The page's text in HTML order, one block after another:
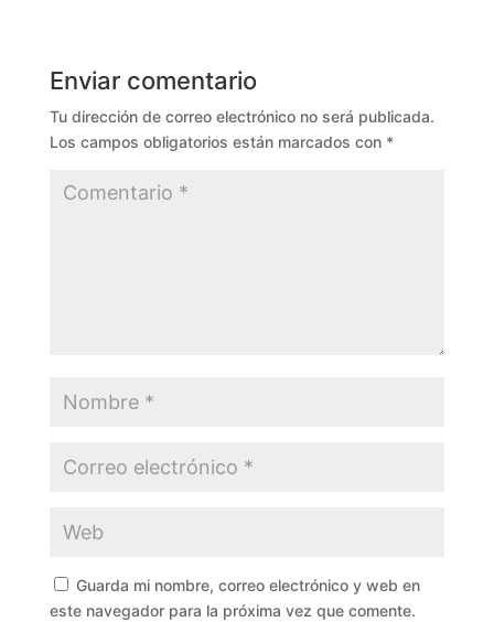
Enviar comentario
Tu dirección de correo electrónico no será publicada.
Los campos obligatorios están marcados con *
Guarda mi nombre, correo electrónico y web en
este navegador para la próxima vez que comente.